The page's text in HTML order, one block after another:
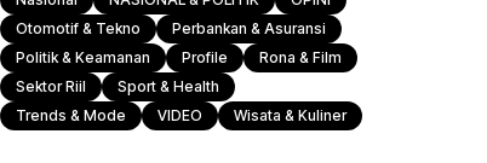
Otomotif & Tekno
Perbankan & Asuransi
Politik & Keamanan
Profile
Rona & Film
Sektor Riil
Sport & Health
Trends & Mode
VIDEO Wisata & Kuliner